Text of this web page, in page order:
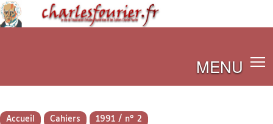
MENU
Accueil Cahiers 1991 / n° 2